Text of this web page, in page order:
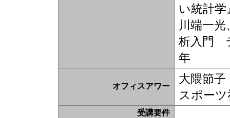
い統計学
川端一
析入門
年
オフィスアワー
大隈節
スポー
受講要件